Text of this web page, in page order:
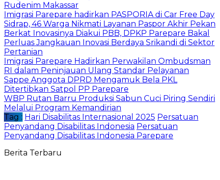
Rudenim Makassar
Imigrasi Parepare hadirkan PASPORIA di Car Free Day
Sidrap, 46 Warga Nikmati Layanan Paspor Akhir Pekan
Berkat Inovasinya Diakui PBB, DPKP Parepare Bakal
Perluas Jangkauan Inovasi Berdaya Srikandi di Sektor
Pertanian
Imigrasi Parepare Hadirkan Perwakilan Ombudsman
RI dalam Peninjauan Ulang Standar Pelayanan
Sappe Anggota DPRD Mengamuk Bela PKL
Ditertibkan Satpol PP Parepare
WBP Rutan Barru Produksi Sabun Cuci Piring Sendiri
Melalui Program Kemandirian
Tag : Hari Disabilitas Internasional 2025 Persatuan
Penyandang Disabilitas Indonesia Persatuan
Penyandang Disabilitas Indonesia Parepare
Berita Terbaru